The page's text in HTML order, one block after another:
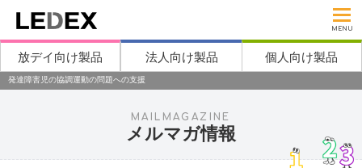
MENU
放デイ向け製品 法人向け製品 個人向け製品
発達障害児の協調運動の問題への支援
MAILMAGAZINE
メルマガ情報